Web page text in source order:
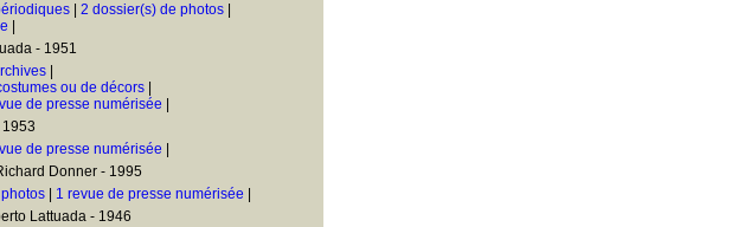
2 dossier(s) de photos
- 1951
ou de décors
de presse numérisée
de presse numérisée
Donner - 1995
1 revue de presse numérisée
Lattuada - 1946